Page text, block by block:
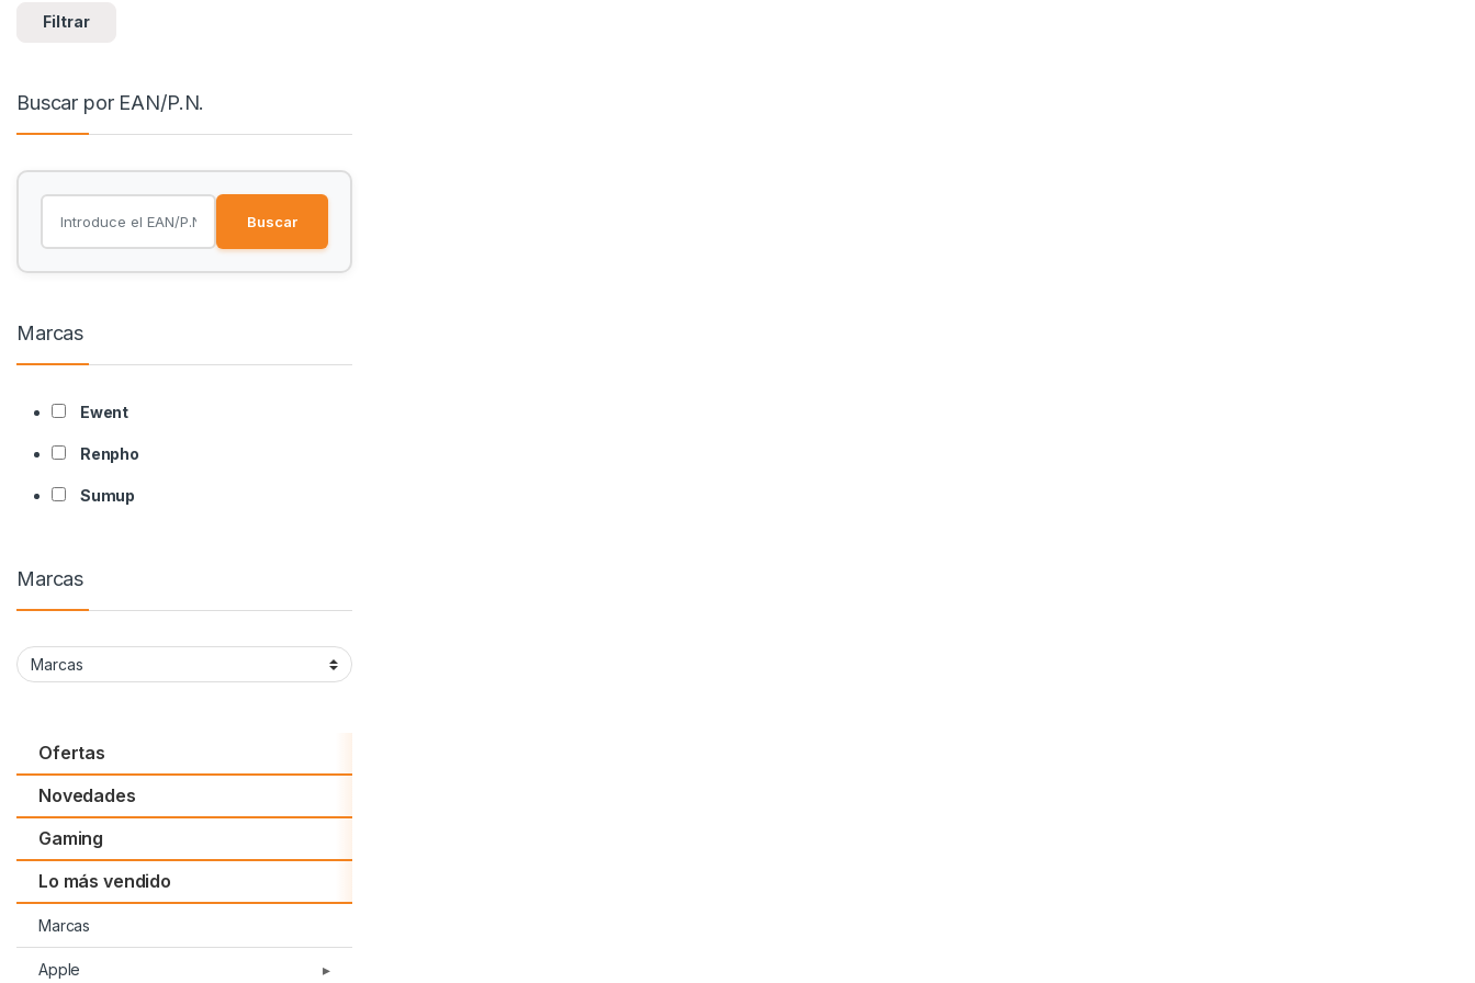
Filtrar
Buscar por EAN/P.N.
Buscar
Marcas
Ewent
Renpho
Sumup
Marcas
Ofertas
Novedades
Gaming
Lo más vendido
Marcas
Apple